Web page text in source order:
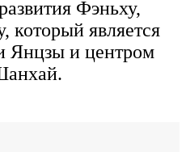
Фэньху,
который является
Янцзы и центром